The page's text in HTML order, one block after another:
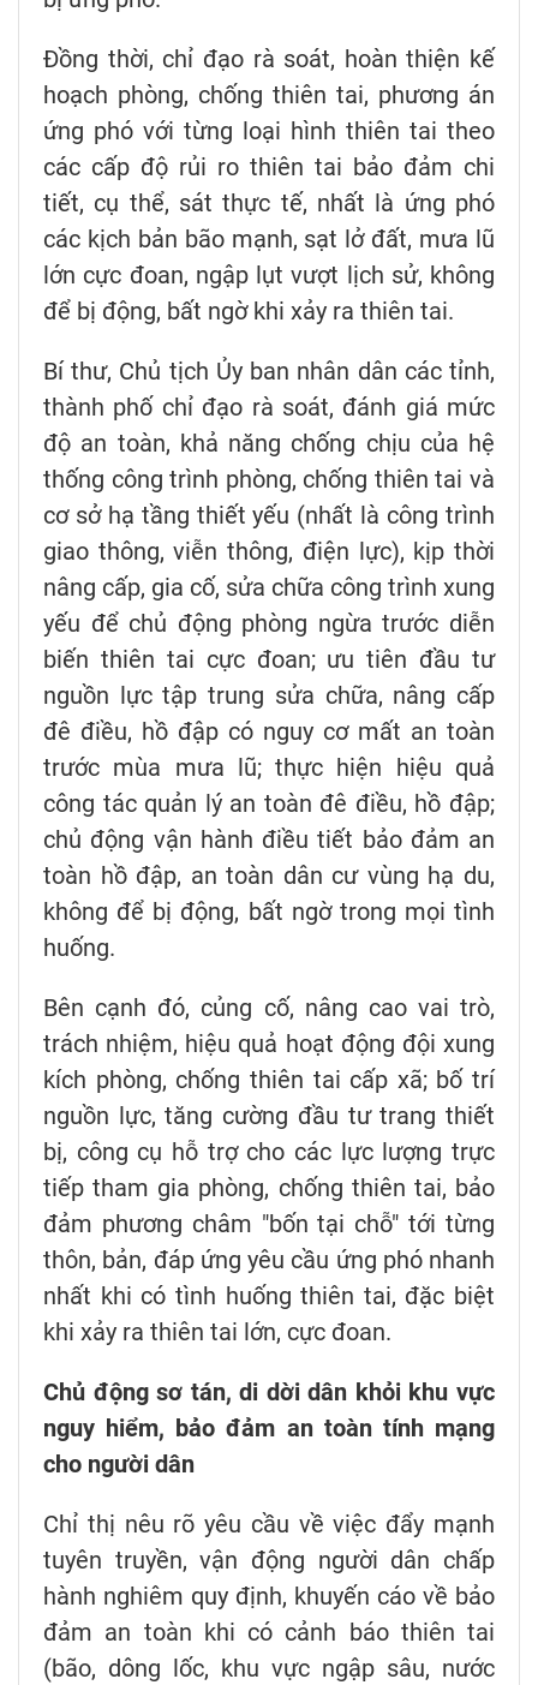
Đồng thời, chỉ đạo rà soát, hoàn thiện kế
hoạch phòng, chống thiên tai, phương án
ứng phó với từng loại hình thiên tai theo
các cấp độ rủi ro thiên tai bảo đảm chi
tiết, cụ thể, sát thực tế, nhất là ứng phó
các kịch bản bão mạnh, sạt lở đất, mưa lũ
lớn cực đoan, ngập lụt vượt lịch sử, không
để bị động, bất ngờ khi xảy ra thiên tai.
Bí thư, Chủ tịch Ủy ban nhân dân các tỉnh,
thành phố chỉ đạo rà soát, đánh giá mức
độ an toàn, khả năng chống chịu của hệ
thống công trình phòng, chống thiên tai và
cơ sở hạ tầng thiết yếu (nhất là công trình
giao thông, viễn thông, điện lực), kịp thời
nâng cấp, gia cố, sửa chữa công trình xung
yếu để chủ động phòng ngừa trước diễn
biến thiên tai cực đoan; ưu tiên đầu tư
nguồn lực tập trung sửa chữa, nâng cấp
đê điều, hồ đập có nguy cơ mất an toàn
trước mùa mưa lũ; thực hiện hiệu quả
công tác quản lý an toàn đê điều, hồ đập;
chủ động vận hành điều tiết bảo đảm an
toàn hồ đập, an toàn dân cư vùng hạ du,
không để bị động, bất ngờ trong mọi tình
huống.
Bên cạnh đó, củng cố, nâng cao vai trò,
trách nhiệm, hiệu quả hoạt động đội xung
kích phòng, chống thiên tai cấp xã; bố trí
nguồn lực, tăng cường đầu tư trang thiết
bị, công cụ hỗ trợ cho các lực lượng trực
tiếp tham gia phòng, chống thiên tai, bảo
đảm phương châm "bốn tại chỗ" tới từng
thôn, bản, đáp ứng yêu cầu ứng phó nhanh
nhất khi có tình huống thiên tai, đặc biệt
khi xảy ra thiên tai lớn, cực đoan.
Chủ động sơ tán, di dời dân khỏi khu vực
nguy hiểm, bảo đảm an toàn tính mạng
cho người dân
Chỉ thị nêu rõ yêu cầu về việc đẩy mạnh
tuyên truyền, vận động người dân chấp
hành nghiêm quy định, khuyến cáo về bảo
đảm an toàn khi có cảnh báo thiên tai
(bão, dông lốc, khu vực ngập sâu, nước